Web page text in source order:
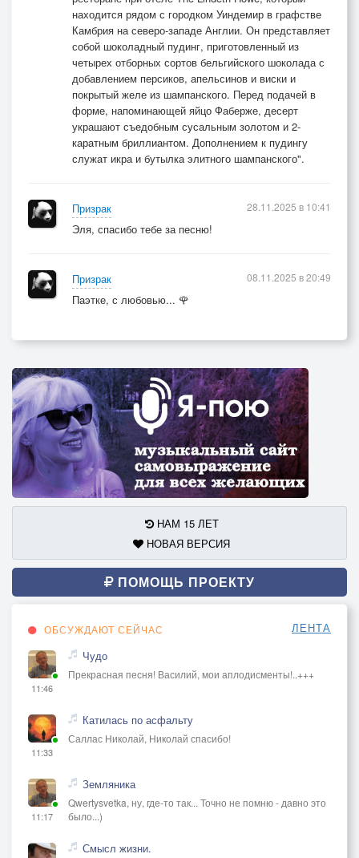
находится рядом с городком Уиндемир в графстве
Камбрия на северо-западе Англии. Он представляет
собой шоколадный пудинг, приготовленный из
четырех отборных сортов бельгийского шоколада с
добавлением персиков, апельсинов и виски и
покрытый желе из шампанского. Перед подачей в
форме, напоминающей яйцо Фаберже, десерт
украшают съедобным сусальным золотом и 2-
каратным бриллиантом. Дополнением к пудингу
служат икра и бутылка элитного шампанского".
Призрак
Эля, спасибо тебе за песню!
28.11.2025 в 10:41
Призрак
Паэтке, с любовью... 🌹
08.11.2025 в 20:49
НАМ 15 ЛЕТ
НОВАЯ ВЕРСИЯ
ПОМОЩЬ ПРОЕКТУ
ОБСУЖДАЮТ СЕЙЧАС ЛЕНТА
11:46
Чудо
Прекрасная песня! Василий, мои аплодисменты!..+++
11:33
Катилась по асфальту
Саллас Николай, Николай спасибо!
11:17
Земляника
Qwertysvetka, ну, где-то так... Точно не помню - давно это
было...)
Смысл жизни.